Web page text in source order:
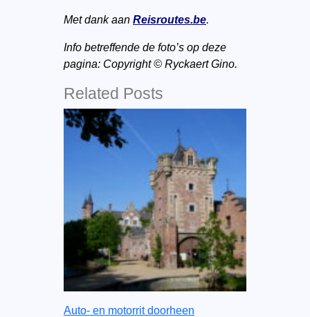
Met dank aan Reisroutes.be.
Info betreffende de foto’s op deze
pagina: Copyright © Ryckaert Gino.
Related Posts
Auto- en motorrit doorheen